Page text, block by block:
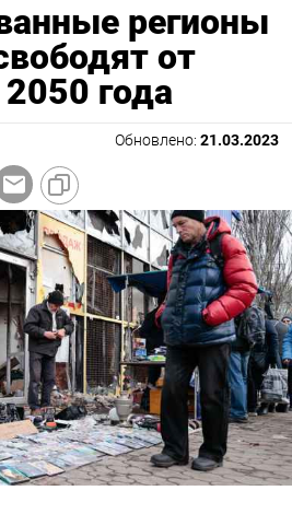
регионы
от
года
Обновлено: 21.03.2023